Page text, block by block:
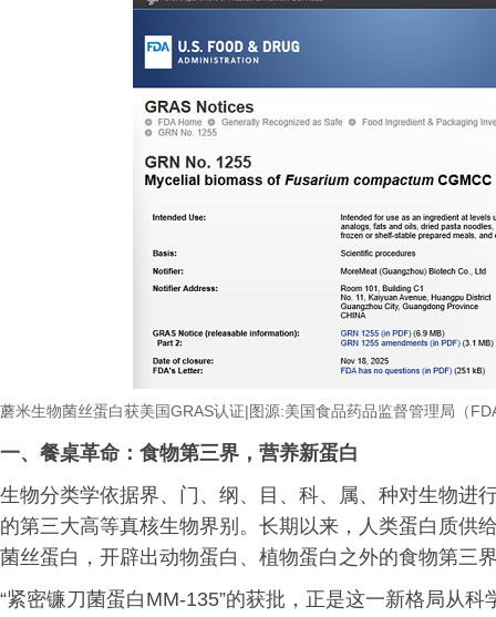
蘑米生物菌丝蛋白获美国GRAS认证|图源:美国食品药品监督管理局 （
一、餐桌革命：食物第三界，营养新蛋白
生物分类学依据界、门、纲、目、科、属、种对生物进
的第三大高等真核生物界别。长期以来，人类蛋白质供
菌丝蛋白，开辟出动物蛋白、植物蛋白之外的食物第三
“紧密镰刀菌蛋白MM-135”的获批，正是这一新格局从